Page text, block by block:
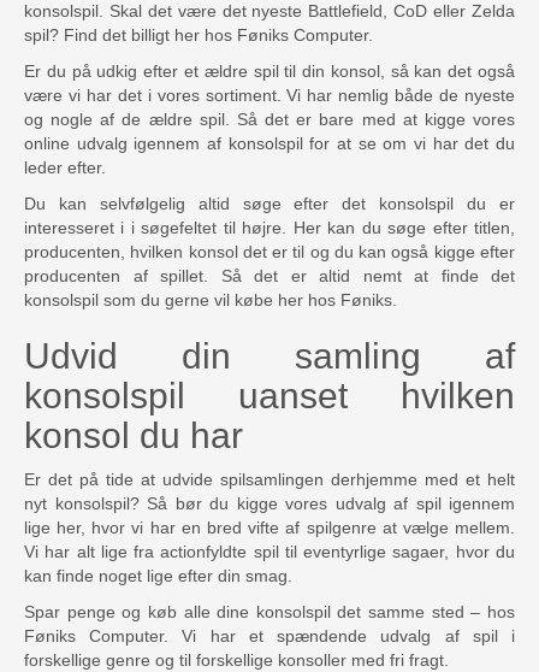
konsolspil. Skal det være det nyeste Battlefield, CoD eller Zelda
spil? Find det billigt her hos Føniks Computer.
Er du på udkig efter et ældre spil til din konsol, så kan det også
være vi har det i vores sortiment. Vi har nemlig både de nyeste
og nogle af de ældre spil. Så det er bare med at kigge vores
online udvalg igennem af konsolspil for at se om vi har det du
leder efter.
Du kan selvfølgelig altid søge efter det konsolspil du er
interesseret i i søgefeltet til højre. Her kan du søge efter titlen,
producenten, hvilken konsol det er til og du kan også kigge efter
producenten af spillet. Så det er altid nemt at finde det
konsolspil som du gerne vil købe her hos Føniks.
Udvid din samling af
konsolspil uanset hvilken
konsol du har
Er det på tide at udvide spilsamlingen derhjemme med et helt
nyt konsolspil? Så bør du kigge vores udvalg af spil igennem
lige her, hvor vi har en bred vifte af spilgenre at vælge mellem.
Vi har alt lige fra actionfyldte spil til eventyrlige sagaer, hvor du
kan finde noget lige efter din smag.
Spar penge og køb alle dine konsolspil det samme sted – hos
Føniks Computer. Vi har et spændende udvalg af spil i
forskellige genre og til forskellige konsoller med fri fragt.